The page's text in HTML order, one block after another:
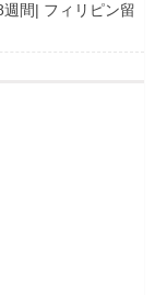
間| フィリピン留